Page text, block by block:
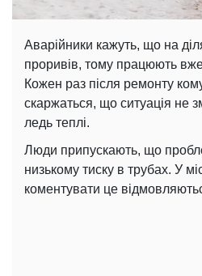
Аварійники кажуть, що на
проривів, тому працюють
Кожен раз після ремонту
скаржаться, що ситуація не
ледь теплі.
Люди припускають, що
низькому тиску в трубах. У
коментувати це